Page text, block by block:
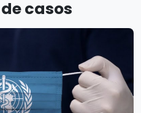
casos